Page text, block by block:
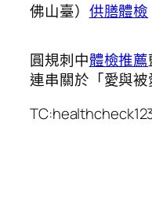
佛山臺） 供膳體檢
圓規刺中體檢推薦
連串關於「愛與被